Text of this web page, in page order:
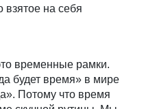
взятое на себя
временные рамки.
будет время» в мире
Потому что время